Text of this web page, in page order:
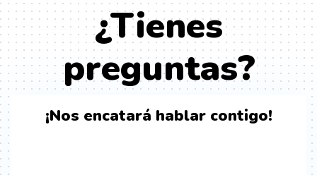
¿Tienes
preguntas?
¡Nos encatará hablar contigo!